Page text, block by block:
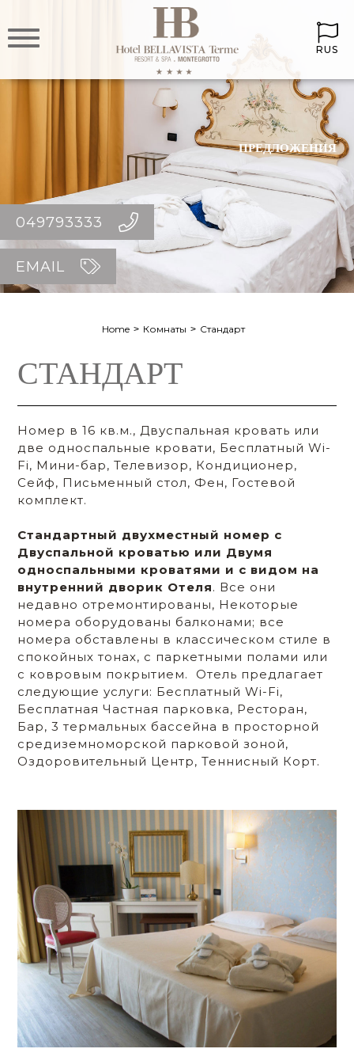
ПРЕДЛОЖЕНИЯ
RUS
049793333
EMAIL
Home Комнаты Стандарт
СТАНДАРТ
Номер в 16 кв.м., Двуспальная кровать или
две односпальные кровати, Бесплатный Wi-
Fi, Мини-бар, Телевизор, Кондиционер,
Сейф, Письменный стол, Фен, Гостевой
комплект.
Стандартный двухместный номер с
Двуспальной кроватью или Двумя
односпальными кроватями и с видом на
внутренний дворик Отеля. Все они
недавно отремонтированы, Некоторые
номера оборудованы балконами; все
номера обставлены в классическом стиле в
спокойных тонах, с паркетными полами или
с ковровым покрытием. Отель предлагает
следующие услуги: Бесплатный Wi-Fi,
Бесплатная Частная парковка, Ресторан,
Бар, 3 термальных бассейна в просторной
средиземноморской парковой зоной,
Оздоровительный Центр, Теннисный Корт.